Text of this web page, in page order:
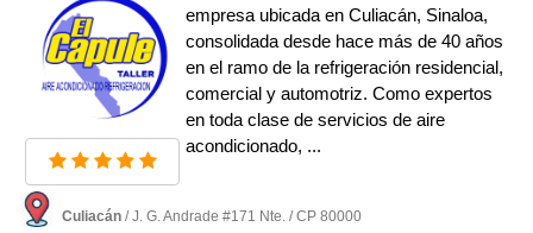
empresa ubicada en Culiacán, Sinaloa,
consolidada desde hace más de 40 años
en el ramo de la refrigeración residencial,
comercial y automotriz. Como expertos
en toda clase de servicios de aire
acondicionado, ...
Culiacán / J. G. Andrade #171 Nte. / CP 80000